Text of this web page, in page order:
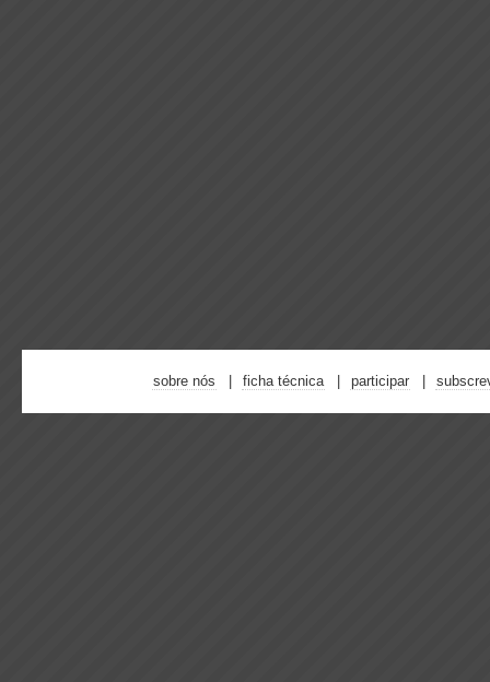
sobre nós ficha técnica participar